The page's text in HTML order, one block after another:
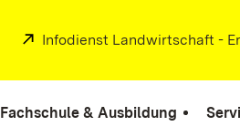
Extern:
Infodienst Landwirtschaft -
Fachschule & Ausbildung